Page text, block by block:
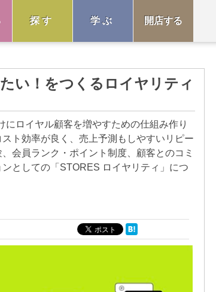
探す 学ぶ 開店する
い！をつくるロイヤリティ
ロイヤル顧客を増やすための仕組み作り
ト効率が良く、売上予測もしやすいリピー
会員ランク・ポイント制度、顧客とのコミ
としての「STORES ロイヤリティ」につ